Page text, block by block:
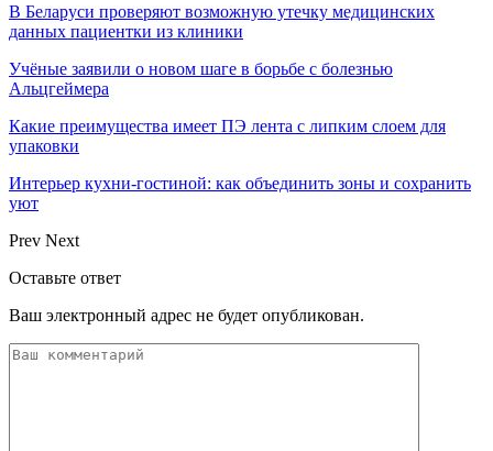
В Беларуси проверяют возможную утечку медицинских
данных пациентки из клиники
Учёные заявили о новом шаге в борьбе с болезнью
Альцгеймера
Какие преимущества имеет ПЭ лента с липким слоем для
упаковки
Интерьер кухни-гостиной: как объединить зоны и сохранить
уют
Prev Next
Оставьте ответ
Ваш электронный адрес не будет опубликован.